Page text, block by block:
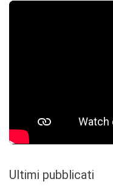
Ultimi pubblicati